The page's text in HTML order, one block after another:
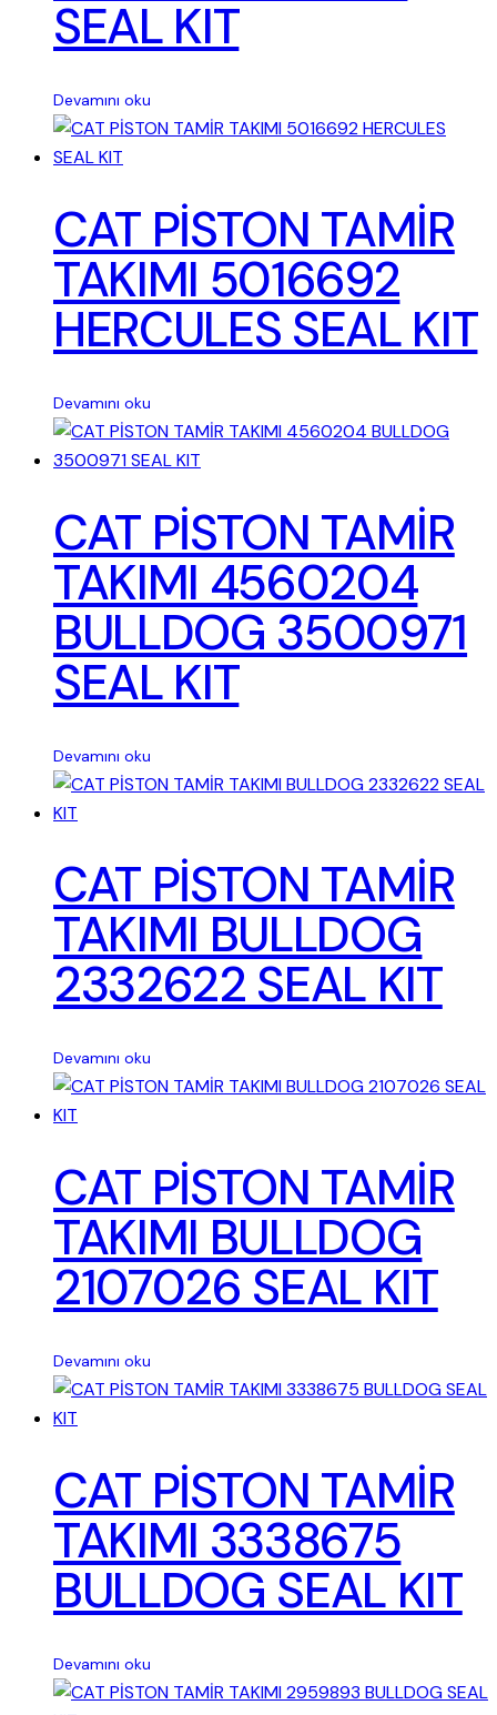
SEAL KIT
Devamını oku
CAT PİSTON TAMİR
TAKIMI 5016692
HERCULES SEAL KIT
Devamını oku
CAT PİSTON TAMİR
TAKIMI 4560204
BULLDOG 3500971
SEAL KIT
Devamını oku
CAT PİSTON TAMİR
TAKIMI BULLDOG
2332622 SEAL KIT
Devamını oku
CAT PİSTON TAMİR
TAKIMI BULLDOG
2107026 SEAL KIT
Devamını oku
CAT PİSTON TAMİR
TAKIMI 3338675
BULLDOG SEAL KIT
Devamını oku